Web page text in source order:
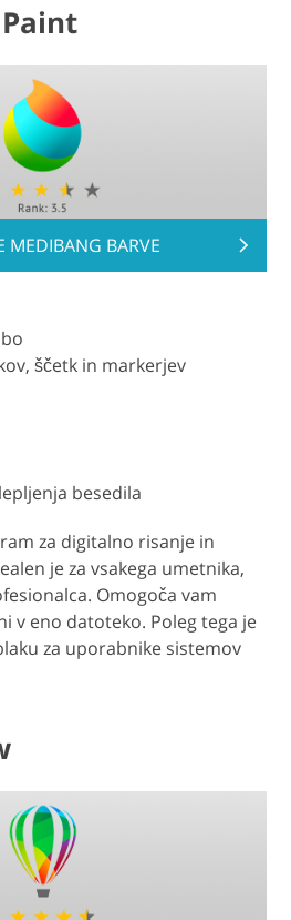
MEDIBANG BARVE
ščetk in markerjev
besedila
za digitalno risanje in
je za vsakega umetnika,
Omogoča vam
v eno datoteko. Poleg tega je
za uporabnike sistemov